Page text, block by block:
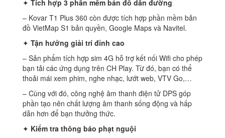
✦ Tích hợp 3 phần mềm bản đồ dẫn đường
– Kovar T1 Plus 360 còn được tích hợp phần mềm bản
đồ VietMap S1 bản quyền, Google Maps và Navitel.
✦ Tận hưởng giải trí đỉnh cao
– Sản phẩm tích hợp sim 4G hỗ trợ kết nối Wifi cho phép
bạn tải các ứng dụng trên CH Play. Từ đó, bạn có thể
thoải mái xem phim, nghe nhạc, lướt web, VTV Go,…
– Cùng với đó, công nghệ âm thanh điện tử DPS góp
phần tạo nên chất lượng âm thanh sống động và hấp
dẫn hơn để bạn thưởng thức.
✦ Kiểm tra thông báo phạt nguội